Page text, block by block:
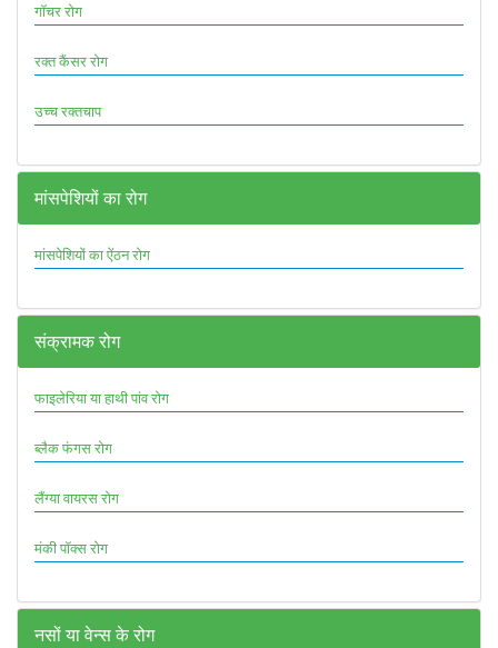
गॉचर रोग
रक्त कैंसर रोग
उच्च रक्तचाप
मांसपेशियों का रोग
मांसपेशियों का ऐंठन रोग
संक्रामक रोग
फाइलेरिया या हाथी पांव रोग
ब्लैक फंगस रोग
लैंग्या वायरस रोग
मंकी पॉक्स रोग
नसों या वेन्स के रोग